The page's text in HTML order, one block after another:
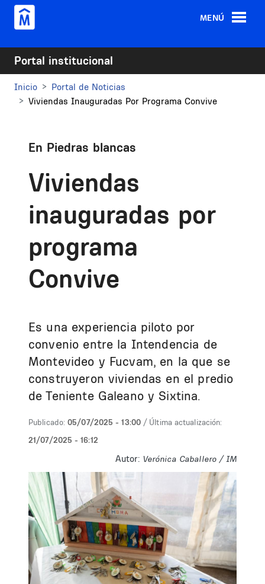
Pasar al contenido principal
MENÚ
Portal institucional
Inicio
Portal de Noticias
Viviendas Inauguradas Por Programa Convive
En Piedras blancas
Viviendas
inauguradas por
programa
Convive
Es una experiencia piloto por
convenio entre la Intendencia de
Montevideo y Fucvam, en la que se
construyeron viviendas en el predio
de Teniente Galeano y Sixtina.
Publicado: 05/07/2025 - 13:00 / Última actualización:
21/07/2025 - 16:12
Autor: Verónica Caballero / IM